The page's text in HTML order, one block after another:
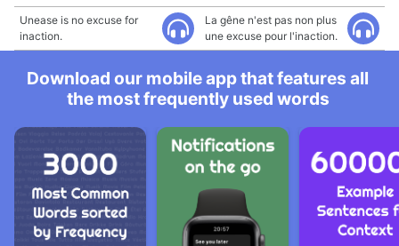
Unease is no excuse for
inaction.
La gêne n'est pas non plus
une excuse pour l'inaction.
Download our mobile app that features all
the most frequently used words